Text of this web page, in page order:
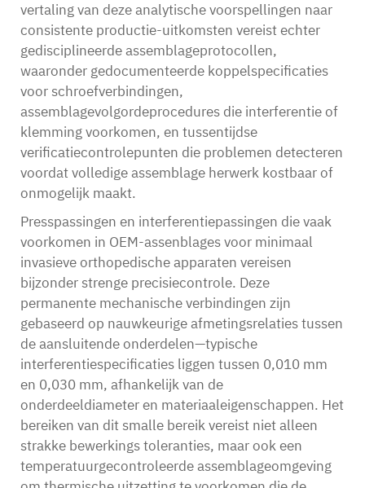
vertaling van deze analytische voorspellingen naar
consistente productie-uitkomsten vereist echter
gedisciplineerde assemblageprotocollen,
waaronder gedocumenteerde koppelspecificaties
voor schroefverbindingen,
assemblagevolgordeprocedures die interferentie of
klemming voorkomen, en tussentijdse
verificatiecontrolepunten die problemen detecteren
voordat volledige assemblage herwerk kostbaar of
onmogelijk maakt.
Presspassingen en interferentiepassingen die vaak
voorkomen in OEM-assenblages voor minimaal
invasieve orthopedische apparaten vereisen
bijzonder strenge precisiecontrole. Deze
permanente mechanische verbindingen zijn
gebaseerd op nauwkeurige afmetingsrelaties tussen
de aansluitende onderdelen—typische
interferentiespecificaties liggen tussen 0,010 mm
en 0,030 mm, afhankelijk van de
onderdeeldiameter en materiaaleigenschappen. Het
bereiken van dit smalle bereik vereist niet alleen
strakke bewerkings toleranties, maar ook een
temperatuurgecontroleerde assemblageomgeving